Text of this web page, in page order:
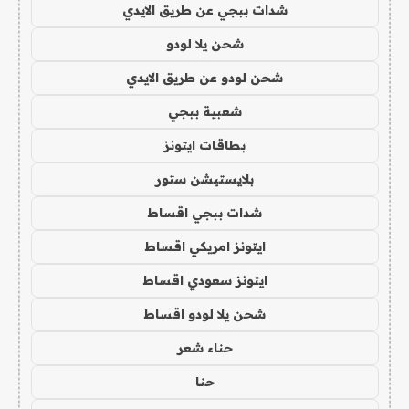
شدات ببجي عن طريق الايدي
شحن يلا لودو
شحن لودو عن طريق الايدي
شعبية ببجي
بطاقات ايتونز
بلايستيشن ستور
شدات ببجي اقساط
ايتونز امريكي اقساط
ايتونز سعودي اقساط
شحن يلا لودو اقساط
حناء شعر
حنا